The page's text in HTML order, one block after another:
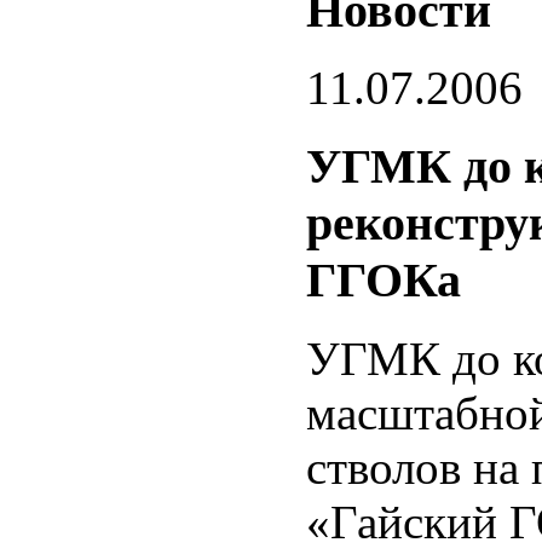
11.07.2006
УГМК до
ГГОКа
УГМК до
стволов
«Гайский